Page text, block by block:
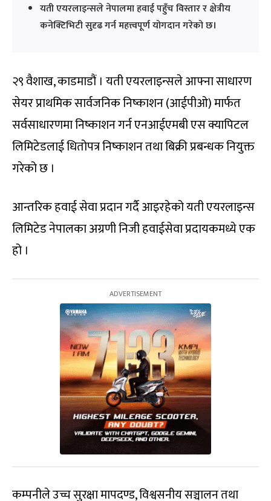
यती एयरलाइन्सले नेपालमा हवाई पहुँच विस्तार र क्षेत्रीय
कनेक्टिभिटी सुदृढ गर्न महत्त्वपूर्ण योगदान गरेको छ।
२९ वैशाख, काडमाडौं । यती एयरलाइन्सले आफ्ना साधारण
सेयर प्राथमिक सार्वजनिक निष्काशन (आईपीओ) मार्फत
सर्वसाधारणमा निष्काशन गर्न एनआईएमबी एस क्यापिटल
लिमिटेडलाई धितोपत्र निष्काशन तथा बिक्री प्रबन्धक नियुक्त
गरेको छ ।
आन्तरिक हवाई सेवा प्रदान गर्दै आइरहेको यती एयरलाइन्स
लिमिटेड नेपालका अग्रणी निजी हवाईसेवा प्रदायकमध्ये एक
हो ।
कम्पनीले उच्च सुरक्षा मापदण्ड, विश्वसनीय सञ्चालन तथा